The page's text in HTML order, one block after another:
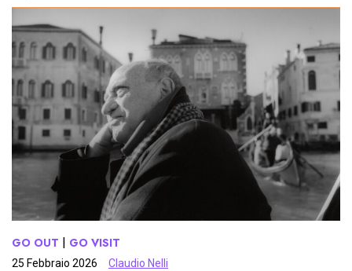
GO OUT GO VISIT
25 Febbraio 2026 Claudio Nelli